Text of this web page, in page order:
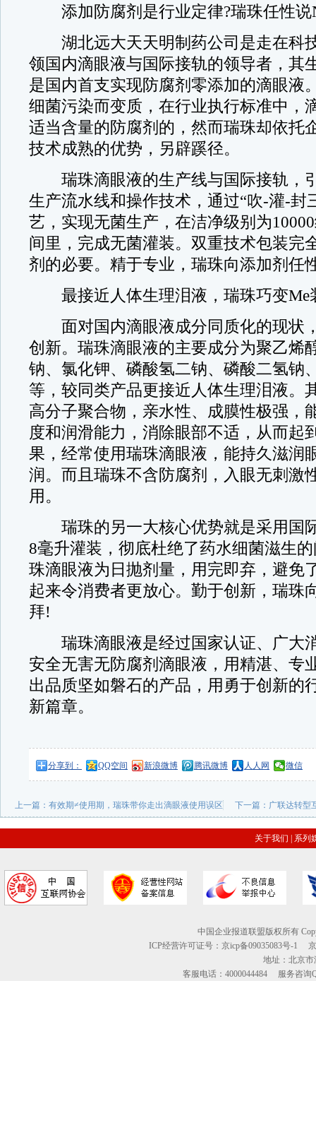
添加防腐剂是行业定律?瑞珠任性说
湖北远大天天明制药公司是走在科
领国内滴眼液与国际接轨的领导者，其
是国内首支实现防腐剂零添加的滴眼液
细菌污染而变质，在行业执行标准中，
适当含量的防腐剂的，然而瑞珠却依托
技术成熟的优势，另辟蹊径。
瑞珠滴眼液的生产线与国际接轨，
生产流水线和操作技术，通过“吹-灌-封
艺，实现无菌生产，在洁净级别为
间里，完成无菌灌装。双重技术包装完
剂的必要。精于专业，瑞珠向添加剂任
最接近人体生理泪液，瑞珠巧变Me
面对国内滴眼液成分同质化的现状
创新。瑞珠滴眼液的主要成分为聚乙烯
钠、氯化钾、磷酸氢二钠、磷酸二氢钠
等，较同类产品更接近人体生理泪液。
高分子聚合物，亲水性、成膜性极强，
度和润滑能力，消除眼部不适，从而起
果，经常使用瑞珠滴眼液，能持久滋润
润。而且瑞珠不含防腐剂，入眼无刺激
用。
瑞珠的另一大核心优势就是采用国
8毫升灌装，彻底杜绝了药水细菌滋生
珠滴眼液为日抛剂量，用完即弃，避免
起来令消费者更放心。勤于创新，瑞珠
拜!
瑞珠滴眼液是经过国家认证、广大
安全无害无防腐剂滴眼液，用精湛、专
出品质坚如磐石的产品，用勇于创新的
新篇章。
分享到： QQ空间 新浪微博 腾讯微博 人人网 微信
上一篇： 有效期≠使用期，瑞珠带你走出滴眼液使用误区 下一篇： 广联达转
关于我们 系列
中国企业报道联盟版权所有
ICP经营许可证号：京icp备09035083号-1
地址：北京市
客服电话：4000044484 服务咨询